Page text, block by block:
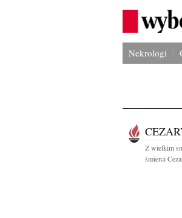
Nekrologi
Z wielkim
śmierci